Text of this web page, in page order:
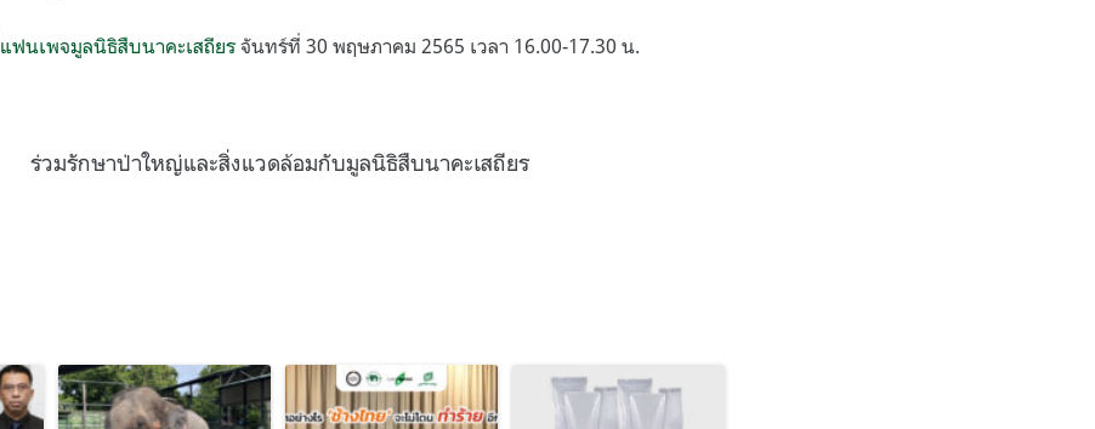
แฟนเพจมูลนิธิสืบนาคะเสถียร จันทร์ที่ 30 พฤษภาคม 2565 เวลา 16.00-17.30 น.
ร่วมรักษาป่าใหญ่และสิ่งแวดล้อมกับมูลนิธิสืบนาคะเสถียร